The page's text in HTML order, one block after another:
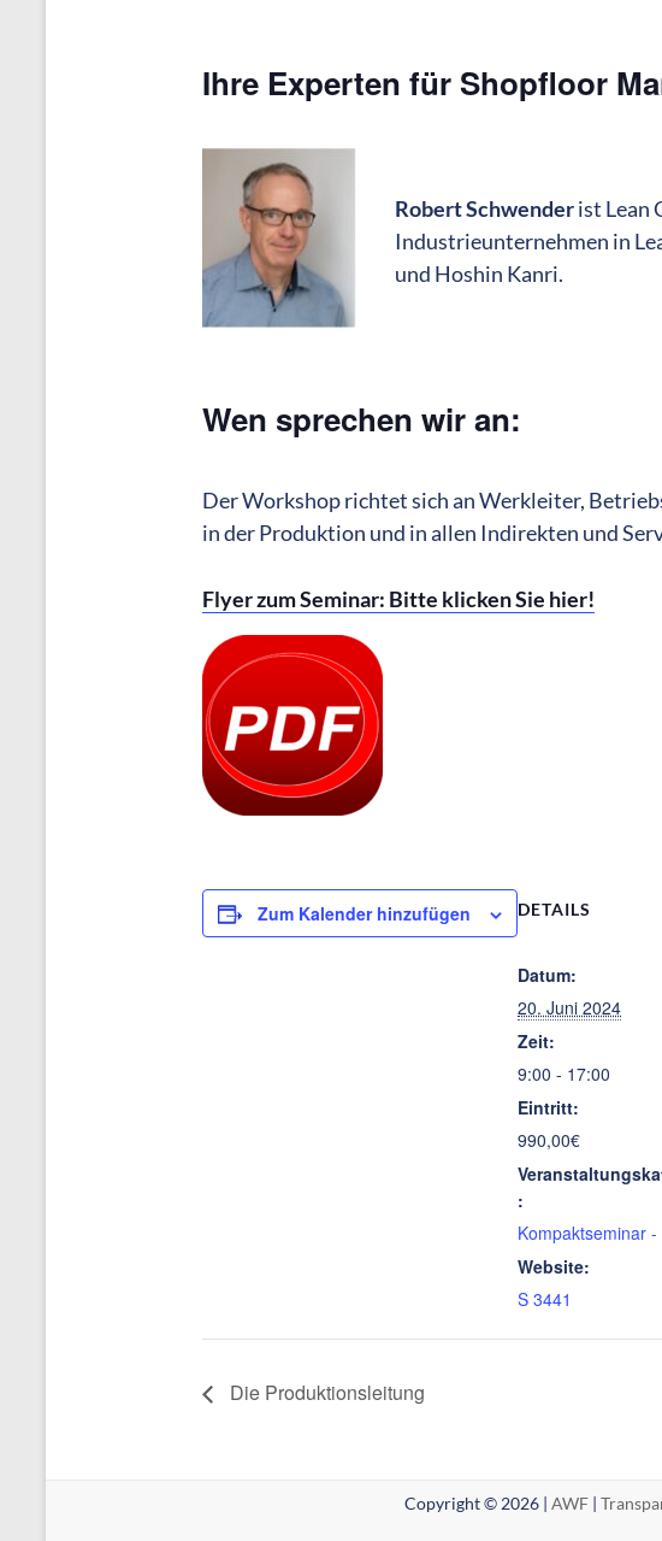
Ihre Experten für Shopfloor
Robert Schwenderist Lean
Industrieunternehmen in
und Hoshin Kanri.
Wen sprechen wir an:
Der Workshop richtet sich an Werkleiter,
in der Produktion und in allen Indirekten und
Flyer zum Seminar: Bitte klicken Sie hier!
Zum Kalender hinzufügen DETAILS
Datum:
20. Juni 2024
Zeit:
9:00 - 17:00
Eintritt:
990,00€
:
Kompaktseminar -
Website:
S 3441
Die Produktionsleitung
Copyright © 2026 | AWF |